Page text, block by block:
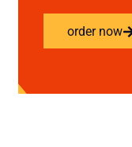
order now